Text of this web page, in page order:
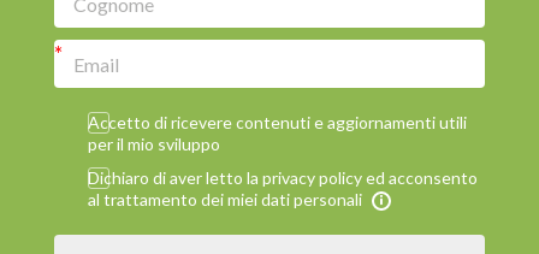
Accetto di ricevere contenuti e aggiornamenti utili
per il mio sviluppo
Dichiaro di aver letto la privacy policy ed acconsento
al trattamento dei miei dati personali